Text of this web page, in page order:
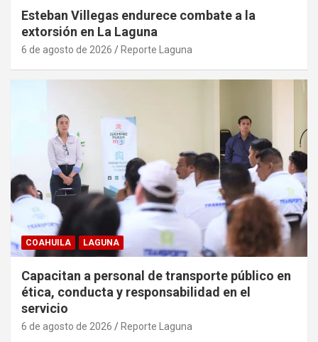
Esteban Villegas endurece combate a la
extorsión en La Laguna
6 de agosto de 2026 Reporte Laguna
COAHUILA LAGUNA
Capacitan a personal de transporte público en
ética, conducta y responsabilidad en el
servicio
6 de agosto de 2026 Reporte Laguna